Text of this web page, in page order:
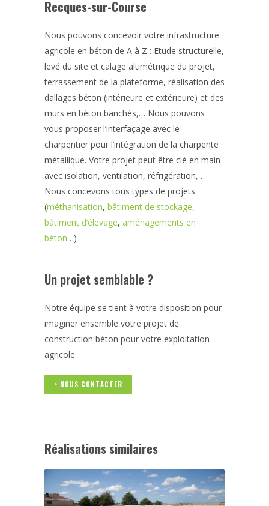
Recques-sur-Course
Nous pouvons concevoir votre infrastructure
agricole en béton de A à Z : Etude structurelle,
levé du site et calage altimétrique du projet,
terrassement de la plateforme, réalisation des
dallages béton (intérieure et extérieure) et des
murs en béton banchés,… Nous pouvons
vous proposer l’interfaçage avec le
charpentier pour l’intégration de la charpente
métallique. Votre projet peut être clé en main
avec isolation, ventilation, réfrigération,…
Nous concevons tous types de projets
(méthanisation, bâtiment de stockage,
bâtiment d’élevage, aménagements en
béton…)
Un projet semblable ?
Notre équipe se tient à votre disposition pour
imaginer ensemble votre projet de
construction béton pour votre exploitation
agricole.
> NOUS CONTACTER
Réalisations similaires